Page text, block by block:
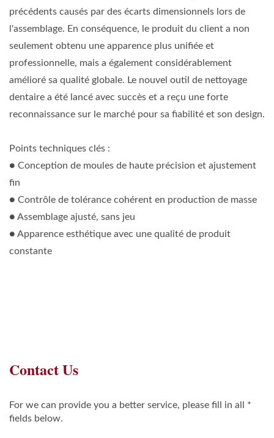
précédents causés par des écarts dimensionnels lors de
l'assemblage. En conséquence, le produit du client a non
seulement obtenu une apparence plus unifiée et
professionnelle, mais a également considérablement
amélioré sa qualité globale. Le nouvel outil de nettoyage
dentaire a été lancé avec succès et a reçu une forte
reconnaissance sur le marché pour sa fiabilité et son design.
Points techniques clés :
● Conception de moules de haute précision et ajustement
fin
● Contrôle de tolérance cohérent en production de masse
● Assemblage ajusté, sans jeu
● Apparence esthétique avec une qualité de produit
constante